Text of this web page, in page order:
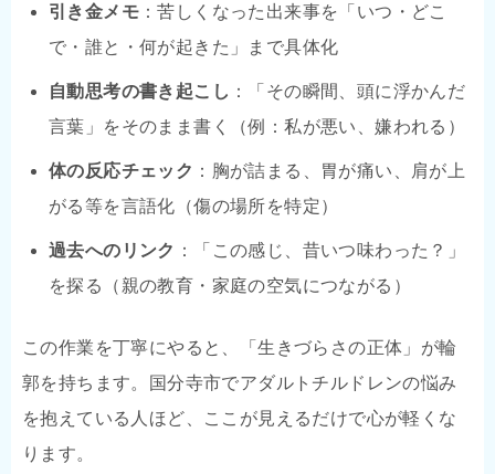
引き金メモ ：苦しくなった出来事を「いつ・どこ
で・誰と・何が起きた」まで具体化
自動思考の書き起こし ：「その瞬間、頭に浮かんだ
言葉」をそのまま書く（例：私が悪い、嫌われる）
体の反応チェック ：胸が詰まる、胃が痛い、肩が上
がる等を言語化（傷の場所を特定）
過去へのリンク ：「この感じ、昔いつ味わった？」
を探る（親の教育・家庭の空気につながる）
この作業を丁寧にやると、「生きづらさの正体」が輪
郭を持ちます。国分寺市でアダルトチルドレンの悩み
を抱えている人ほど、ここが見えるだけで心が軽くな
ります。